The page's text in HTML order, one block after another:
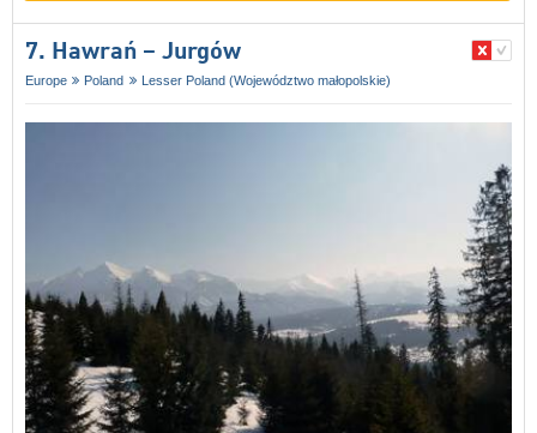
7. Hawrań – Jurgów
Europe Poland Lesser Poland (Województwo małopolskie)